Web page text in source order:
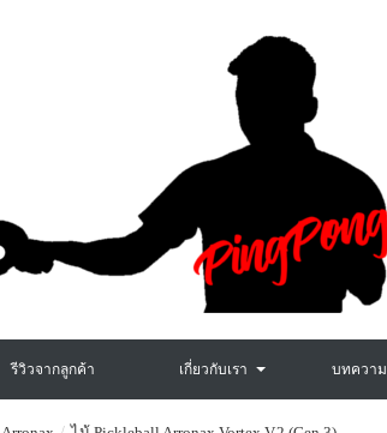
รีวิวจากลูกค้า เกี่ยวกับเรา บทความ